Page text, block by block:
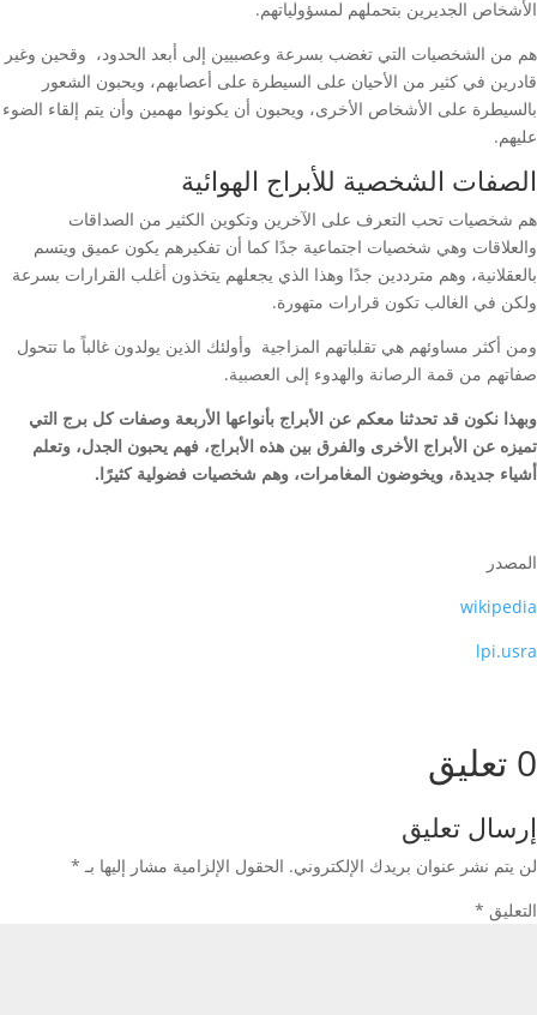
الأشخاص الجديرين بتحملهم لمسؤولياتهم.
هم من الشخصيات التي تغضب بسرعة وعصبيين إلى أبعد الحدود، وقحين وغير
قادرين في كثير من الأحيان على السيطرة على أعصابهم، ويحبون الشعور
بالسيطرة على الأشخاص الأخرى، ويحبون أن يكونوا مهمين وأن يتم إلقاء الضوء
عليهم.
الصفات الشخصية للأبراج الهوائية
هم شخصيات تحب التعرف على الآخرين وتكوين الكثير من الصداقات
والعلاقات وهي شخصيات اجتماعية جدًا كما أن تفكيرهم يكون عميق ويتسم
بالعقلانية، وهم مترددين جدًا وهذا الذي يجعلهم يتخذون أغلب القرارات بسرعة
ولكن في الغالب تكون قرارات متهورة.
ومن أكثر مساوئهم هي تقلباتهم المزاجية وأولئك الذين يولدون غالباً ما تتحول
صفاتهم من قمة الرصانة والهدوء إلى العصبية.
وبهذا نكون قد تحدثنا معكم عن الأبراج بأنواعها الأربعة وصفات كل برج التي
تميزه عن الأبراج الأخرى والفرق بين هذه الأبراج، فهم يحبون الجدل، وتعلم
أشياء جديدة، ويخوضون المغامرات، وهم شخصيات فضولية كثيرًا.
المصدر
wikipedia
lpi.usra
0 تعليق
إرسال تعليق
لن يتم نشر عنوان بريدك الإلكتروني. الحقول الإلزامية مشار إليها بـ *
التعليق *